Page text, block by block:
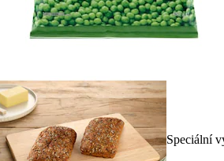
Speciální